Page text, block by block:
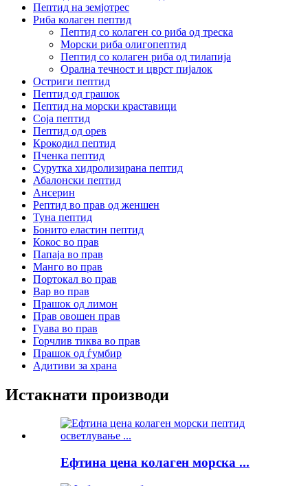
Пептид на земјотрес
Риба колаген пептид
Пептид со колаген со риба од треска
Морски риба олигопептид
Пептид со колаген риба од тилапија
Орална течност и цврст пијалок
Остриги пептид
Пептид од грашок
Пептид на морски краставици
Соја пептид
Пептид од орев
Крокодил пептид
Пченка пептид
Сурутка хидролизирана пептид
Абалонски пептид
Ансерин
Pептид во прав од женшен
Туна пептид
Бонито еластин пептид
Кокос во прав
Папаја во прав
Манго во прав
Портокал во прав
Вар во прав
Прашок од лимон
Прав овошен прав
Гуава во прав
Горчлив тиква во прав
Прашок од ѓумбир
Адитиви за храна
Истакнати производи
Ефтина цена колаген морска ...